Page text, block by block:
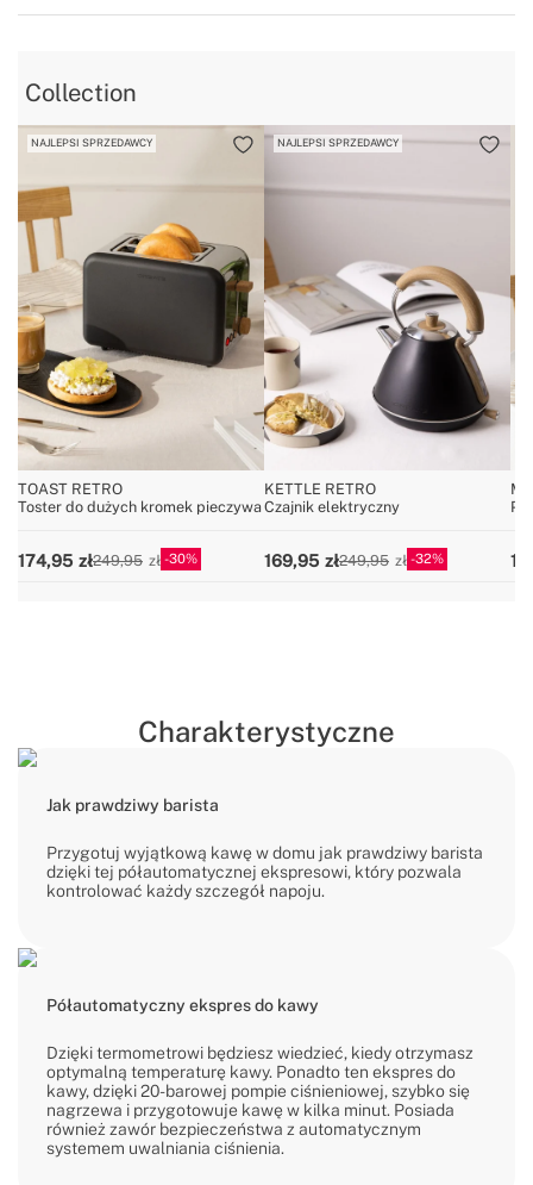
Collection
NAJLEPSI SPRZEDAWCY
TOAST RETRO
Toster do dużych kromek pieczywa
174,95 249,95 30
NAJLEPSI SPRZEDAWCY
KETTLE RETRO
Czajnik elektryczny
169,95 249,95 32
Charakterystyczne
Jak prawdziwy barista
Przygotuj wyjątkową kawę w domu jak prawdziwy barista
dzięki tej półautomatycznej ekspresowi, który pozwala
kontrolować każdy szczegół napoju.
Półautomatyczny ekspres do kawy
Dzięki termometrowi będziesz wiedzieć, kiedy otrzymasz
optymalną temperaturę kawy. Ponadto ten ekspres do
kawy, dzięki 20-barowej pompie ciśnieniowej, szybko się
nagrzewa i przygotowuje kawę w kilka minut. Posiada
również zawór bezpieczeństwa z automatycznym
systemem uwalniania ciśnienia.